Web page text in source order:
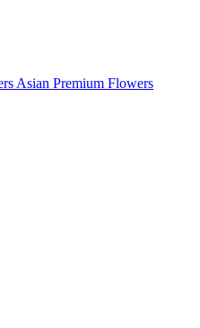
Asian Premium Flowers